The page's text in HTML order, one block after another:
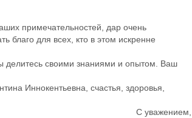
примечательностей, дар очень
благо для всех, кто в этом искренне
делитесь своими знаниями и опытом. Ваш
Иннокентьевна, счастья, здоровья,
С уважением,